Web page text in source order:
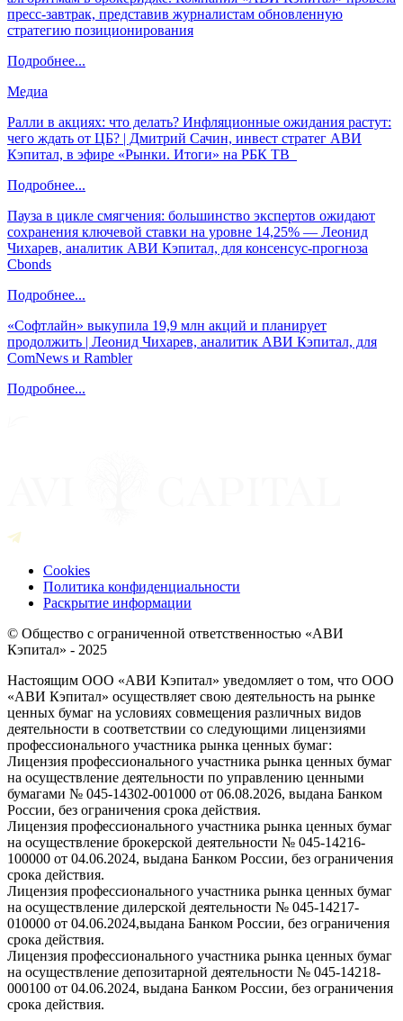
пресс-завтрак, представив журналистам обновленную
стратегию позиционирования
Подробнее...
Медиа
Ралли в акциях: что делать? Инфляционные ожидания растут:
чего ждать от ЦБ? | Дмитрий Сачин, инвест стратег АВИ
Кэпитал, в эфире «Рынки. Итоги» на РБК ТВ
Подробнее...
Пауза в цикле смягчения: большинство экспертов ожидают
сохранения ключевой ставки на уровне 14,25% — Леонид
Чихарев, аналитик АВИ Кэпитал, для консенсус-прогноза
Cbonds
Подробнее...
«Софтлайн» выкупила 19,9 млн акций и планирует
продолжить | Леонид Чихарев, аналитик АВИ Кэпитал, для
ComNews и Rambler
Подробнее...
Cookies
Политика конфиденциальности
Раскрытие информации
© Общество с ограниченной ответственностью «АВИ
Кэпитал» - 2025
Настоящим ООО «АВИ Кэпитал» уведомляет о том, что ООО
«АВИ Кэпитал» осуществляет свою деятельность на рынке
ценных бумаг на условиях совмещения различных видов
деятельности в соответствии со следующими лицензиями
профессионального участника рынка ценных бумаг:
Лицензия профессионального участника рынка ценных бумаг
на осуществление деятельности по управлению ценными
бумагами № 045-14302-001000 от 06.08.2026, выдана Банком
России, без ограничения срока действия.
Лицензия профессионального участника рынка ценных бумаг
на осуществление брокерской деятельности № 045-14216-
100000 от 04.06.2024, выдана Банком России, без ограничения
срока действия.
Лицензия профессионального участника рынка ценных бумаг
на осуществление дилерской деятельности № 045-14217-
010000 от 04.06.2024,выдана Банком России, без ограничения
срока действия.
Лицензия профессионального участника рынка ценных бумаг
на осуществление депозитарной деятельности № 045-14218-
000100 от 04.06.2024, выдана Банком России, без ограничения
срока действия.